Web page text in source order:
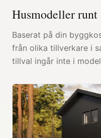
Husmodeller runt
Baserat på din
från olika tillverkare i
tillval ingår inte i